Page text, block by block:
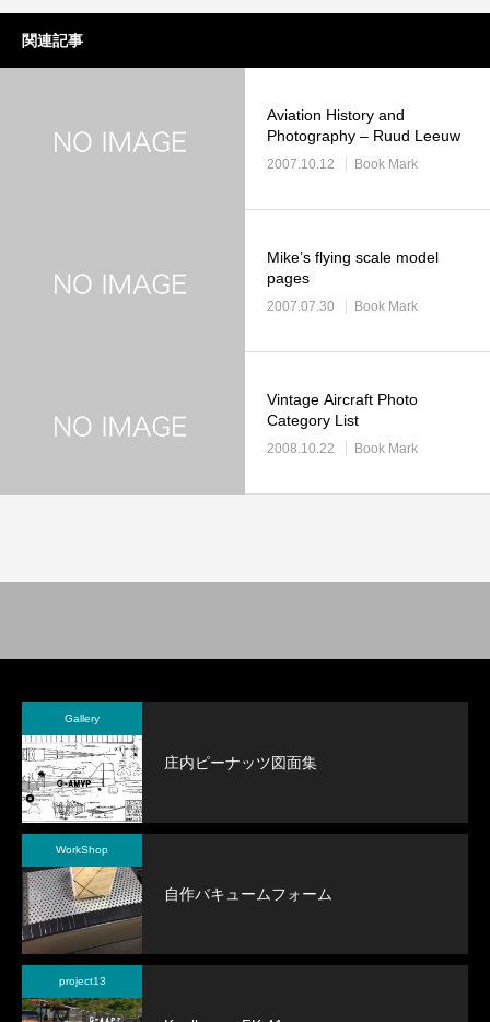
関連記事
Aviation History and
Photography – Ruud Leeuw
2007.10.12 Book Mark
Mike’s flying scale model
pages
2007.07.30 Book Mark
Vintage Aircraft Photo
Category List
2008.10.22 Book Mark
Gallery
庄内ピーナッツ図面集
WorkShop
自作バキュームフォーム
project13